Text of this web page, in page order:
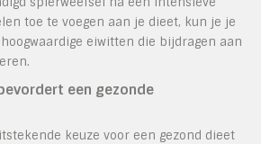
toe te voegen aan je dieet, kun je je
eiwitten die bijdragen aan
een gezonde
keuze voor een gezond dieet